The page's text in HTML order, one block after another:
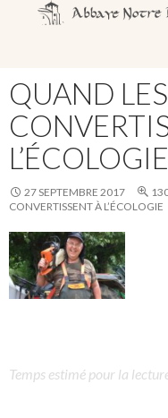
AU
CONTENU
QUAND
27 SEPTEMBRE 2017
CONVERTISSENT À L’ÉCOLOGIE
Temps estimé pour la